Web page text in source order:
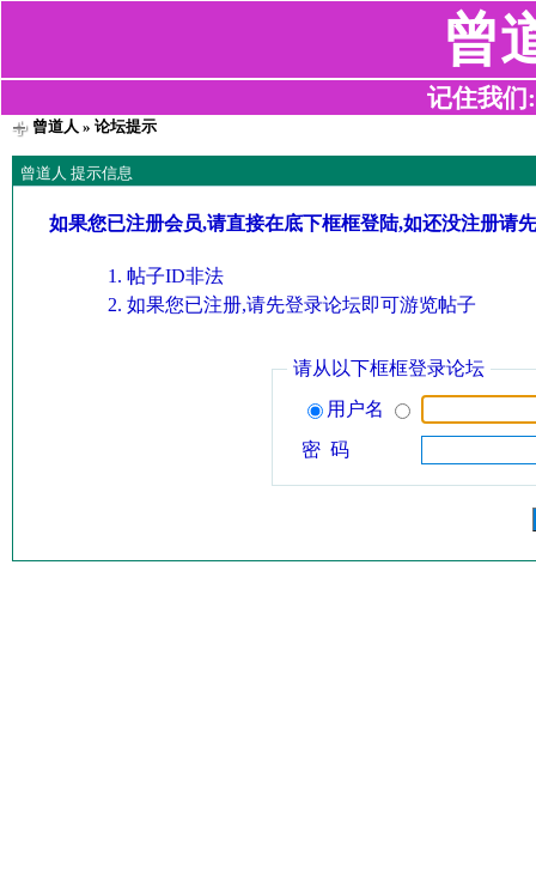
曾
记住我们
曾道人 » 论坛提示
曾道人 提示信息
如果您已注册会员,请直接在底下框框登陆,如还没注册请
帖子ID非法
如果您已注册,请先登录论坛即可游览帖子
请从以下框框登录论坛
用户名
密 码